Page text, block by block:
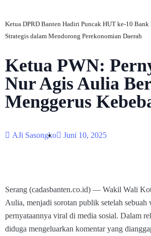
Ketua DPRD Banten Hadiri Puncak HUT ke-10 Bank
Strategis dalam Mendorong Perekonomian Daerah
Ketua PWN:
Nur Agis Aulia
Menggerus
AJi Sasongko Juni 10, 2025
Serang (cadasbanten.co.id) — Wakil Wali
Aulia, menjadi sorotan publik setelah sebuah
pernyataannya viral di media sosial. Dalam
diduga mengeluarkan komentar yang